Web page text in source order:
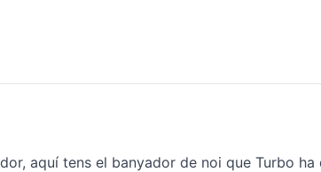
aquí tens el banyador de noi que Turbo